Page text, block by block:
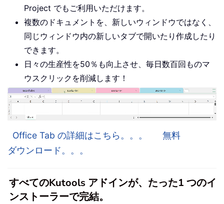
Project でもご利用いただけます。
複数のドキュメントを、新しいウィンドウではなく、
同じウィンドウ内の新しいタブで開いたり作成したり
できます。
日々の生産性を50％も向上させ、毎日数百回ものマ
ウスクリックを削減します！
Office Tab の詳細はこちら。。。
無料
ダウンロード。。。
すべてのKutools アドインが、たった1 つのイ
ンストーラーで完結。